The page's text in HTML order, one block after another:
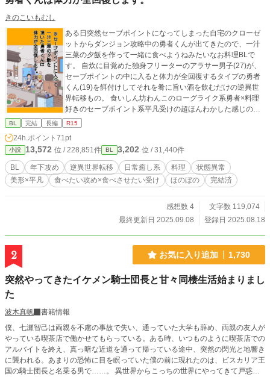
きのこいもむし
ある日突然セーブポイントになってしまった自宅のクローゼ
ットからダンジョン攻略中の勇者くんが出てきたので、一汁
三菜の夕飯を作って一緒に食べようねみたいなお料理BLで
す。 自炊に目覚めた独身フリーターのアラサー男子(27)が、
セーブポイントの中に入ると体力が全回復するタイプの勇者
くん(19)を餌付けしてそれを肴に旨い酒を飲むだけの逆異世
界転移もの。 食いしん坊わんこのローグライク系勇者×料理
好きのセーブポイント系平凡受けの超ほんわかした感じの話
です。
BL 完結 長編 R15
24h.ポイント 71pt
小説 13,572 位 / 228,851件 BL 3,202 位 / 31,440件
BL 年下攻め 逆異世界転移 日常癒し系 料理
状態異常
美形×平凡
食べたい攻め×食べさせたい受け ほのぼの 完結済
感想数 4
文字数 119,074
最終更新日 2025.09.08
登録日 2025.08.18
2 お気に入り追加 1,730
突然やってきたイケメン騎士団長と甘々同棲生活始まりまし
た
波木真帆
書籍情報
僕、七瀬智己は両親を不慮の事故で失い、通っていた大学も辞め、両親の友人が
やっている喫茶店で働かせてもらっている。ある時、いつものように喫茶店での
アルバイトを終え、真っ暗な近道を通って帰っている途中、突然の閃光と地響き
に襲われる。あまりの恐怖に目を瞑っていた僕の前に現れたのは、ビスカリア王
国の騎士団長と名乗る男で……。 異世界からこっちの世界にやってきて戸惑う